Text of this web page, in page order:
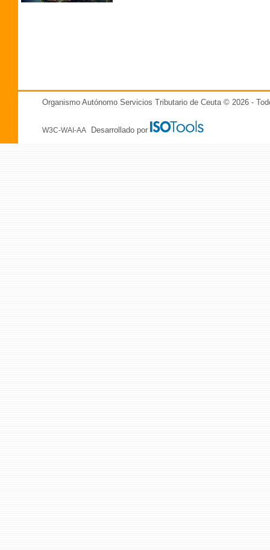
Organismo Autónomo Servicios Tributario de Ceuta © 2026 -
W3C-WAI-AA Desarrollado por